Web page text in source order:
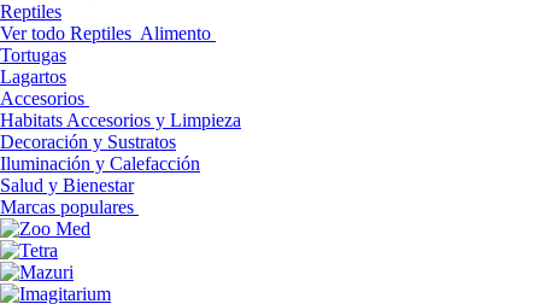
Reptiles
Ver todo Reptiles Alimento
Tortugas
Lagartos
Accesorios
Habitats Accesorios y Limpieza
Decoración y Sustratos
Iluminación y Calefacción
Salud y Bienestar
Marcas populares